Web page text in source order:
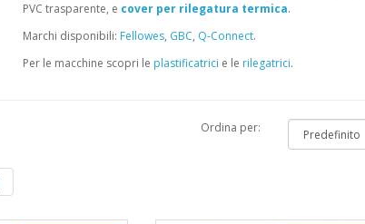
PVC trasparente, e cover per rilegatura termica.
Marchi disponibili: Fellowes, GBC, Q-Connect.
Per le macchine scopri le plastificatrici e le rilegatrici.
Ordina per: